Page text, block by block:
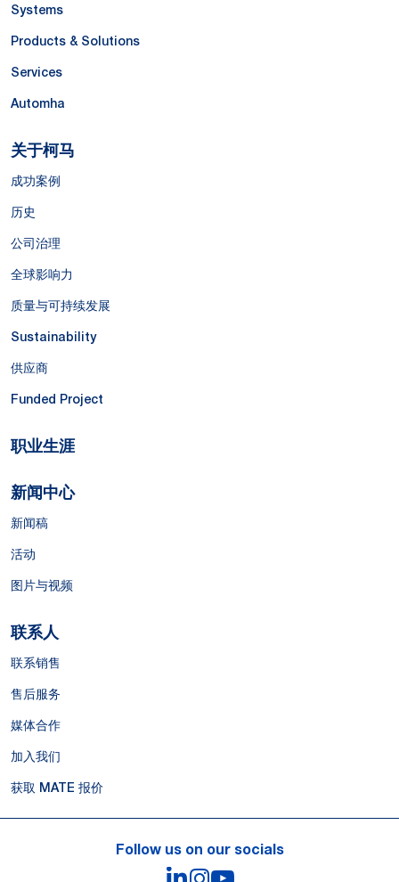
Systems
Products & Solutions
Services
Automha
关于柯马
成功案例
历史
公司治理
全球影响力
质量与可持续发展
Sustainability
供应商
Funded Project
职业生涯
新闻中心
新闻稿
活动
图片与视频
联系人
联系销售
售后服务
媒体合作
加入我们
获取 MATE 报价
Follow us on our socials